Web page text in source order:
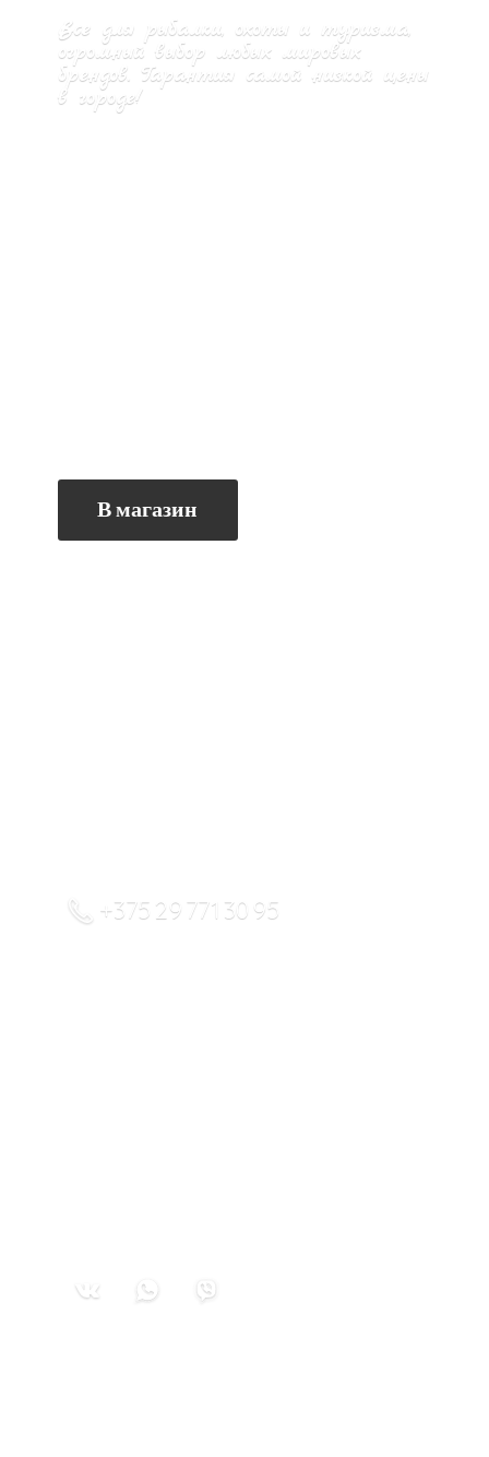
Все для рыбалки, охоты и туризма,
огромный выбор любых мировых
брендов. Гарантия самой низкой цены
в городе!
В магазин
+375 29 771 30 95